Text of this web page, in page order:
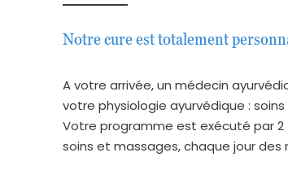
Notre cure est totalement
A votre arrivée, un médecin
votre physiologie ayurvédique :
Votre programme est exécuté par 2
soins et massages, chaque jour